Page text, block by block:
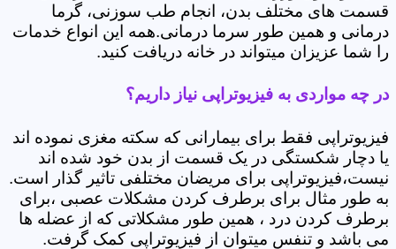
قسمت های مختلف بدن، انجام طب سوزنی، گرما
درمانی و همین طور سرما درمانی.همه این انواع خدمات
را شما عزیزان میتواند در خانه دریافت کنید.
در چه مواردی به فیزیوتراپی نیاز داریم؟
فیزیوتراپی فقط برای بیمارانی که سکته مغزی نموده اند
یا دچار شکستگی در یک قسمت از بدن خود شده اند
نیست،فیزیوتراپی برای مریضان مختلفی تاثیر گذار است.
به طور مثال برای برطرف کردن مشکلات عصبی ،برای
برطرف کردن درد ، همین طور مشکلاتی که از عضله ها
می باشد و تنفس میتوان از فیزیوتراپی کمک گرفت.